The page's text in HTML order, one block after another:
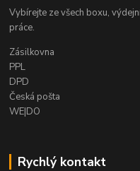
Vybírejte ze všech boxu,
práce.
Zásilkovna
PPL
DPD
Česká pošta
WE|DO
Rychlý kontakt